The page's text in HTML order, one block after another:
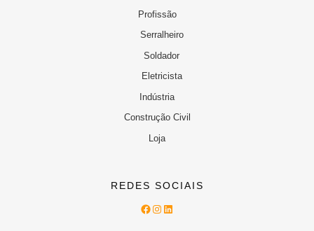
Profissão
Serralheiro
Soldador
Eletricista
Indústria
Construção Civil
Loja
REDES SOCIAIS
Facebook
Instagram
LinkedIn